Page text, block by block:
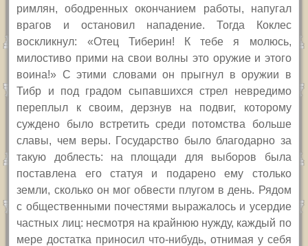
римлян, ободренных окончанием работы, напугал
врагов и остановил нападение. Тогда Коклес
воскликнул: «Отец Тиберин! К тебе я молюсь,
милостиво прими на свои волны это оружие и этого
воина!» С этими словами он прыгнул в оружии в
Тибр и под градом сыпавшихся стрел невредимо
переплыл к своим, дерзнув на подвиг, которому
суждено было встретить среди потомства больше
славы, чем веры. Государство было благодарно за
такую доблесть: на площади для выборов была
поставлена его статуя и подарено ему столько
земли, сколько он мог обвести плугом в день. Рядом
с общественными почестями выражалось и усердие
частных лиц: несмотря на крайнюю нужду, каждый по
мере достатка приносил что-нибудь, отнимая у себя